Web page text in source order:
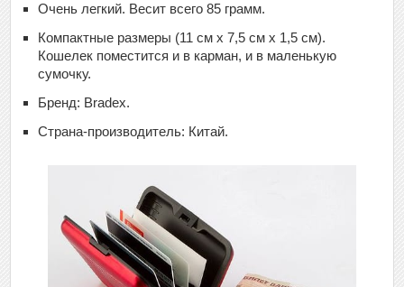
Очень легкий. Весит всего 85 грамм.
Компактные размеры (11 см x 7,5 см x 1,5 см).
Кошелек поместится и в карман, и в маленькую
сумочку.
Бренд: Bradex.
Страна-производитель: Китай.